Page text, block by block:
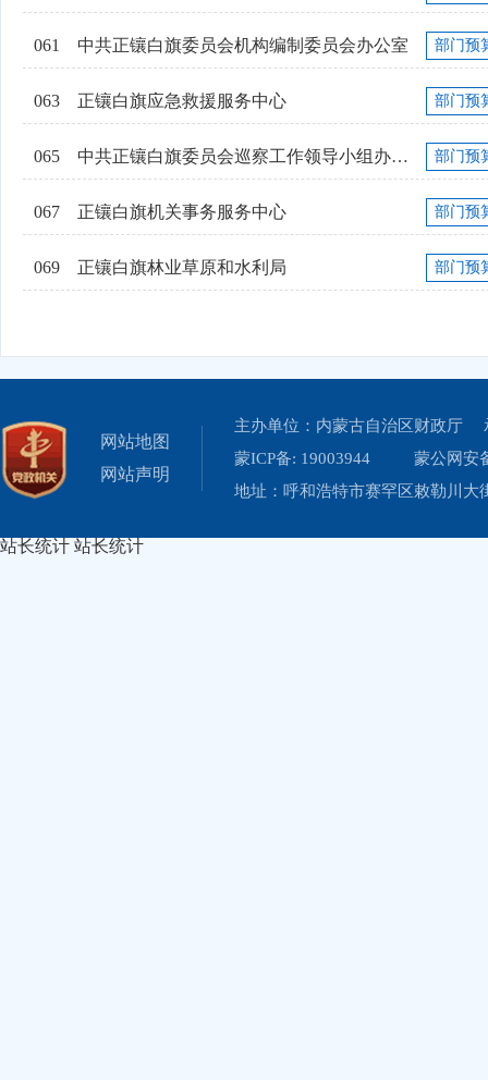
061 中共正镶白旗委员会机构编制委员会办公室 部门预
063 正镶白旗应急救援服务中心 部门预
065 中共正镶白旗委员会巡察工作领导小组办公室 部门预
067 正镶白旗机关事务服务中心 部门预
069 正镶白旗林业草原和水利局 部门预
网站地图
网站声明
主办单位：内蒙古自治区财政厅
蒙ICP备: 19003944
蒙公网安
地址：呼和浩特市赛罕区敕勒川
站长统计 站长统计